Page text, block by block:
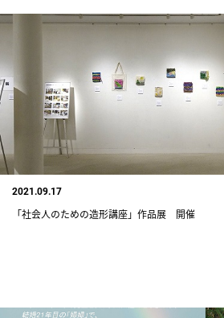
2021.09.17
「社会人のための造形講座」作品展 開催